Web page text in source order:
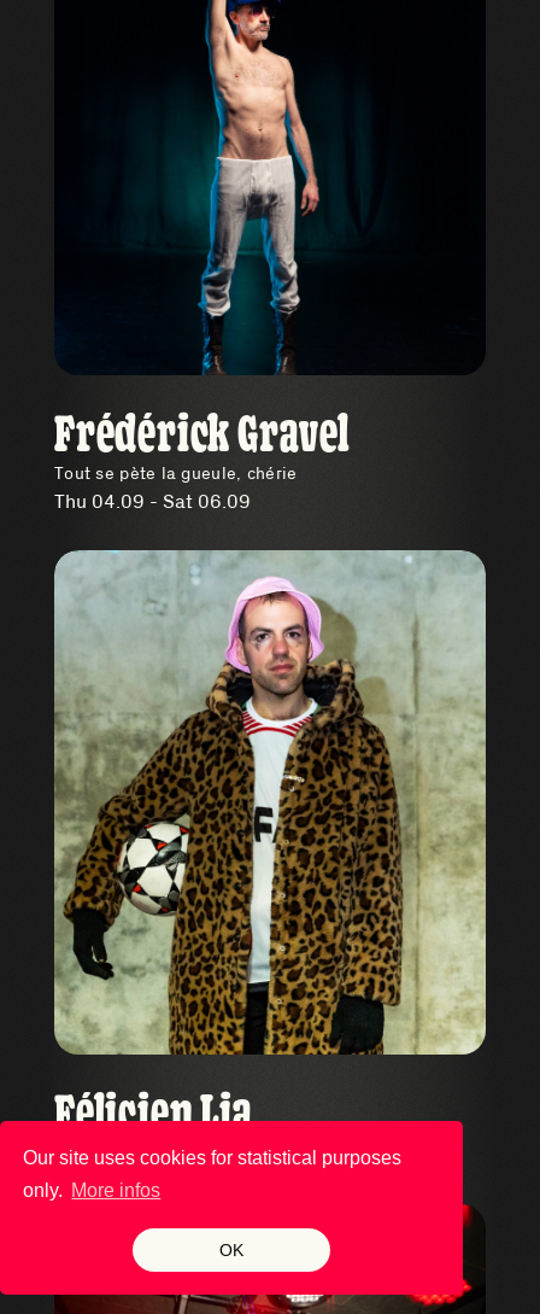
Our site uses cookies for statistical purposes
only. More infos
OK
Frédérick Gravel
Tout se pète la gueule, chérie
Thu 04.09 - Sat 06.09
Félicien Lia
Thu 04.09